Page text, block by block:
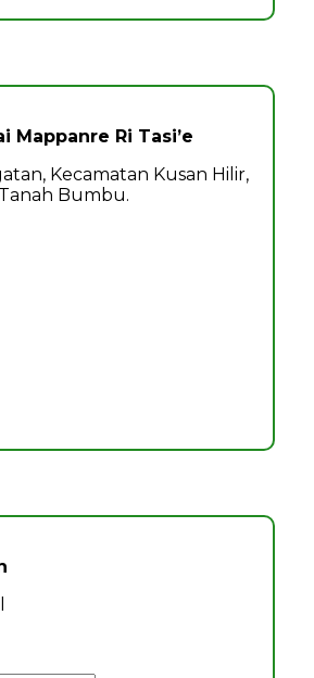
Mappanre Ri Tasi’e
Kecamatan Kusan Hilir,
Bumbu.